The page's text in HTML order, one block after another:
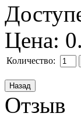
Цена:
Количество:
Отзыв